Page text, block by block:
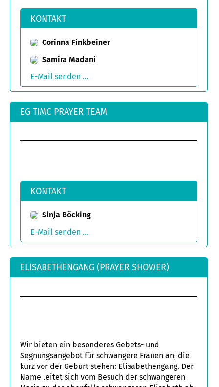
KONTAKT
Corinna Finkbeiner
Samira Madani
E-Mail senden ...
EG TIMC PRAYER TEAM
KONTAKT
Sinja Böcking
E-Mail senden ...
ELISABETHENGANG (PRAYER SHOWER)
Wir bieten ein besonderes Gebets- und
Segnungsangebot für schwangere Frauen an, die
kurz vor der Geburt stehen: Elisabethengang. Der
Name leitet sich vom Besuch der schwangeren